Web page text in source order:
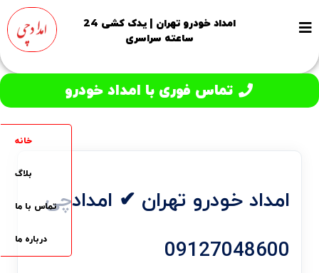
امداد خودرو تهران | یدک کشی 24
ساعته سراسری
تماس فوری با امداد خودرو
خانه
بلاگ
تماس با ما
درباره ما
امداد خودرو تهران ✔ امدادچی
09127048600